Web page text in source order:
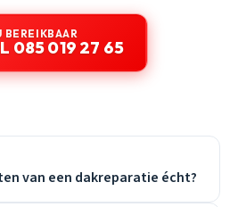
BEREIKBAAR
085 019 27 65
van een dakreparatie écht?